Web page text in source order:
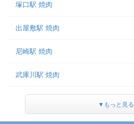
塚口駅 焼肉
出屋敷駅 焼肉
尼崎駅 焼肉
武庫川駅 焼肉
▼もっと見る